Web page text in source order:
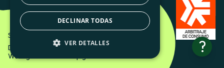
Som Energia SCCL - 2026
Diseinatzailea: Etéreo Design.
Web-garatzailea: Utopig Studio
?
DECLINAR TODAS
VER DETALLES
BÁSICAS